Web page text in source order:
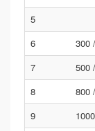
5
6
300
7
500
8
800
9